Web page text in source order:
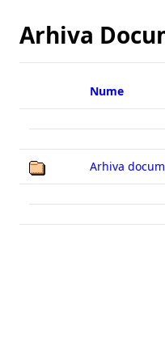
Arhiva
Arhiva